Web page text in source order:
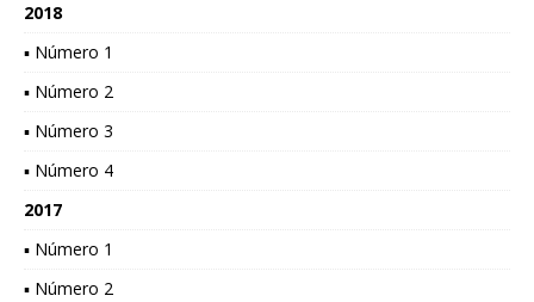
2018
▪ Número 1
▪ Número 2
▪ Número 3
▪ Número 4
2017
▪ Número 1
▪ Número 2